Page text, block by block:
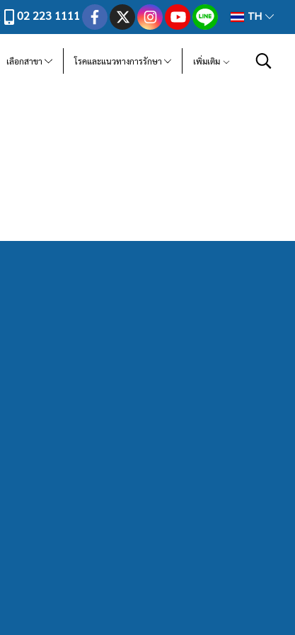
02 223 1111 TH
เลือกสาขา โรคและแนวทางการรักษา เพิ่มเติม